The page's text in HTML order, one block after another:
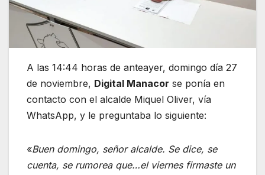
A las 14:44 horas de anteayer, domingo día 27
de noviembre, Digital Manacor se ponía en
contacto con el alcalde Miquel Oliver, vía
WhatsApp, y le preguntaba lo siguiente:
«Buen domingo, señor alcalde. Se dice, se
cuenta, se rumorea que…el viernes firmaste un